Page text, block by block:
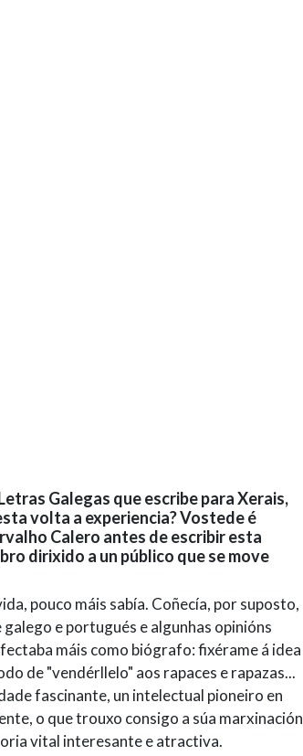
Galegas que escribe para Xerais,
volta a experiencia? Vostede é
Calero antes de escribir esta
dirixido a un público que se move
pouco máis sabía. Coñecía, por suposto,
e portugués e algunhas opinións
máis como biógrafo: fixérame á idea
de "vendérllelo" aos rapaces e rapazas...
fascinante, un intelectual pioneiro en
o que trouxo consigo a súa marxinación
vital interesante e atractiva.